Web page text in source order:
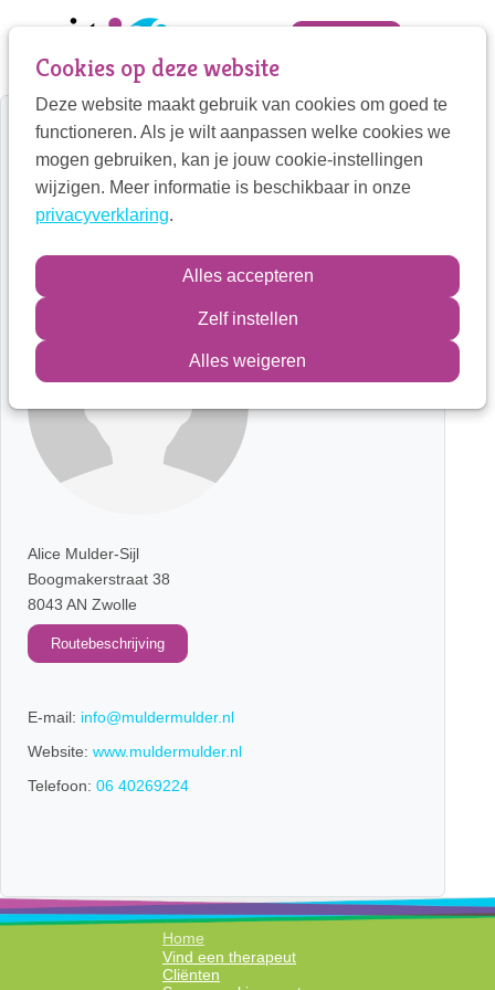
Cookies op deze website
Deze website maakt gebruik van cookies om goed te
functioneren. Als je wilt aanpassen welke cookies we
mogen gebruiken, kan je jouw cookie-instellingen
wijzigen. Meer informatie is beschikbaar in onze
privacyverklaring.
Alles accepteren
Zelf instellen
Alles weigeren
Jump
to
navigation
Jump
to
main
Therapeut detail
Praktijk A.B Mulder-Sijl
Alice Mulder-Sijl
Alice Mulder-Sijl
Boogmakerstraat 38
8043 AN Zwolle
Routebeschrijving
E-mail: info@muldermulder.nl
Website: www.muldermulder.nl
Telefoon: 06 40269224
Home
Vind een therapeut
Cliënten
Mijn VIT
Contactpersoon
Zoek
Inloggen